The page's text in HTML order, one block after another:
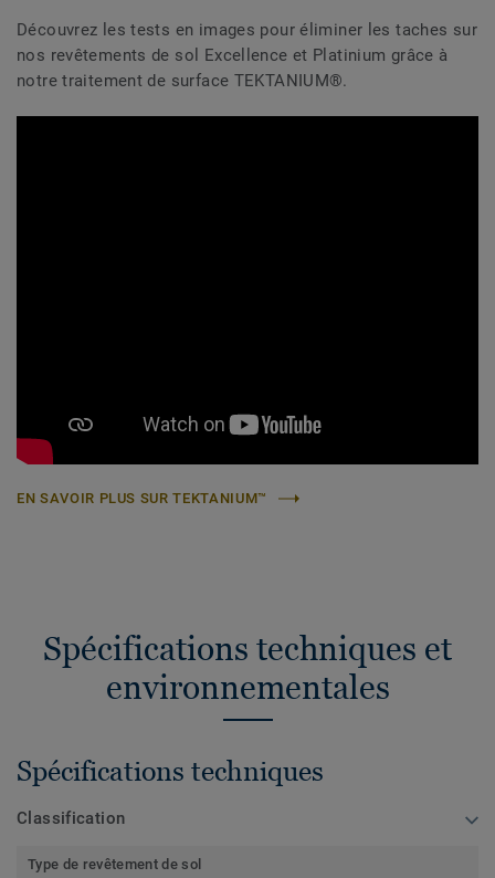
Découvrez les tests en images pour éliminer les taches sur
nos revêtements de sol Excellence et Platinium grâce à
notre traitement de surface TEKTANIUM®.
EN SAVOIR PLUS SUR TEKTANIUM™
Spécifications techniques et
environnementales
Spécifications techniques
Classification
Type de revêtement de sol